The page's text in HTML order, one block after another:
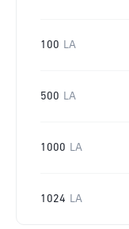
100 LA
500 LA
1000 LA
1024 LA